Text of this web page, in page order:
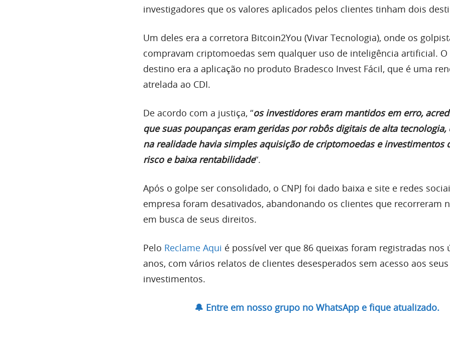
investigadores que os valores aplicados pelos clientes tinham dois
Um deles era a corretora Bitcoin2You (Vivar Tecnologia), onde os
compravam criptomoedas sem qualquer uso de inteligência artificial.
destino era a aplicação no produto Bradesco Invest Fácil, que é uma
atrelada ao CDI.
De acordo com a justiça, “os investidores eram mantidos em erro,
que suas poupanças eram geridas por robôs digitais de alta tecnologia,
na realidade havia simples aquisição de criptomoedas e investimentos
risco e baixa rentabilidade“.
Após o golpe ser consolidado, o CNPJ foi dado baixa e site e redes
empresa foram desativados, abandonando os clientes que recorreram
em busca de seus direitos.
Pelo Reclame Aqui é possível ver que 86 queixas foram registradas nos
anos, com vários relatos de clientes desesperados sem acesso aos seus
investimentos.
🔔 Entre em nosso grupo no WhatsApp e fique atualizado.